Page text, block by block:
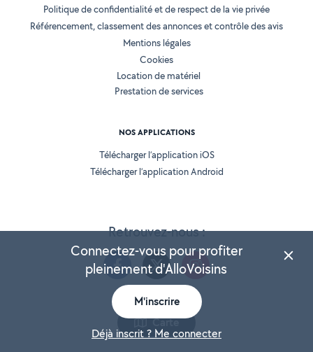
Carte
Retrouvez-nous :
Politique de confidentialité et de respect de la vie privée
Référencement, classement des annonces et contrôle des avis
Mentions légales
Cookies
Location de matériel
Prestation de services
NOS APPLICATIONS
Télécharger l’application iOS
Télécharger l’application Android
Connectez-vous pour profiter
pleinement d'AlloVoisins
M'inscrire
Déjà inscrit ? Me connecter